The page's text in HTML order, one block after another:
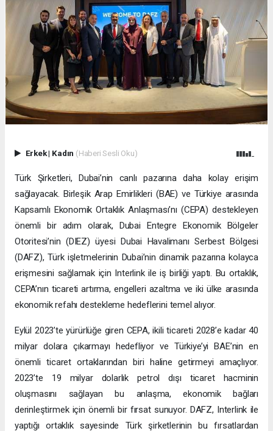
Erkek| Kadın (Haberi Sesli Oku)
Türk Şirketleri, Dubai’nin canlı pazarına daha kolay erişim
sağlayacak. Birleşik Arap Emirlikleri (BAE) ve Türkiye arasında
Kapsamlı Ekonomik Ortaklık Anlaşması’nı (CEPA) destekleyen
önemli bir adım olarak, Dubai Entegre Ekonomik Bölgeler
Otoritesi’nin (DIEZ) üyesi Dubai Havalimanı Serbest Bölgesi
(DAFZ), Türk işletmelerinin Dubai’nin dinamik pazarına kolayca
erişmesini sağlamak için Interlink ile iş birliği yaptı. Bu ortaklık,
CEPA’nın ticareti artırma, engelleri azaltma ve iki ülke arasında
ekonomik refahı destekleme hedeflerini temel alıyor.
Eylül 2023’te yürürlüğe giren CEPA, ikili ticareti 2028’e kadar 40
milyar dolara çıkarmayı hedefliyor ve Türkiye’yi BAE’nin en
önemli ticaret ortaklarından biri haline getirmeyi amaçlıyor.
2023’te 19 milyar dolarlık petrol dışı ticaret hacminin
oluşmasını sağlayan bu anlaşma, ekonomik bağları
derinleştirmek için önemli bir fırsat sunuyor. DAFZ, Interlink ile
yaptığı ortaklık sayesinde Türk şirketlerinin bu fırsatlardan